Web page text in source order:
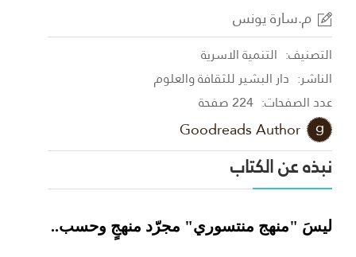
م.سارة يونس
التصنيف: التنمية الاسرية
الناشر: دار البشير للثقافة والعلوم
عدد الصفحات: 224 صفحة
Goodreads Author
نبذه عن الكتاب
ليسَ "منهج منتسوري" مجرّد منهجٍ وحسب..